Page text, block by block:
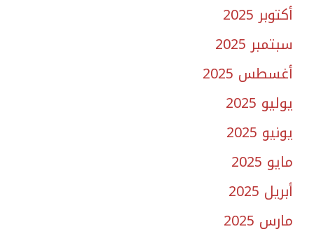
أكتوبر 2025
سبتمبر 2025
أغسطس 2025
يوليو 2025
يونيو 2025
مايو 2025
أبريل 2025
مارس 2025